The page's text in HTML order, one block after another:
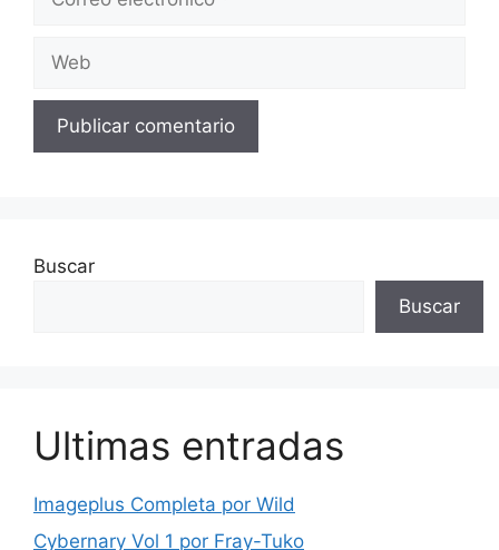
electrónico
Buscar
Buscar
Ultimas entradas
Imageplus Completa por Wild
Cybernary Vol 1 por Fray-Tuko